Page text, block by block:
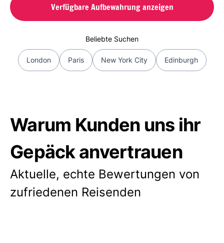
Verfügbare Aufbewahrung anzeigen
Beliebte Suchen
London Paris New York City Edinburgh
Warum Kunden uns ihr
Gepäck anvertrauen
Aktuelle, echte Bewertungen von
zufriedenen Reisenden